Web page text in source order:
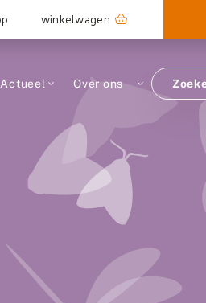
winkelwagen
Actueel Over ons